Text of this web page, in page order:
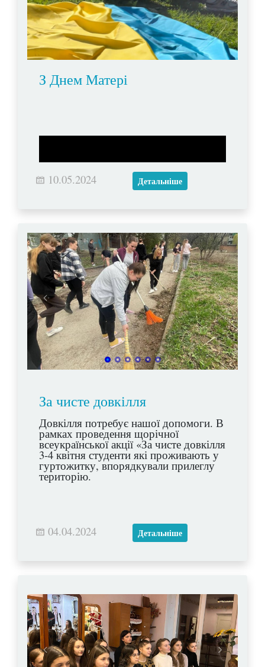
З Днем Матері
10.05.2024 Детальніше
За чисте довкілля
Довкілля потребує нашої допомоги. В
рамках проведення щорічної
всеукраїнської акції «За чисте довкілля
3-4 квітня студенти які проживають у
гуртожитку, впорядкували прилеглу
територію.
04.04.2024 Детальніше